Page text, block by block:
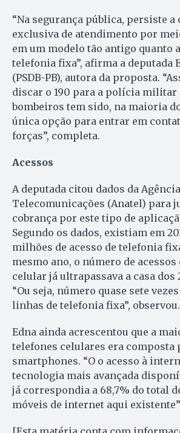
“Na segurança pública, persiste a
exclusiva de atendimento por
em um modelo tão antigo quanto
telefonia fixa”, afirma a deputada
(PSDB-PB), autora da proposta.
discar o 190 para a polícia militar
bombeiros tem sido, na maioria
única opção para entrar em
forças”, completa.
Acessos
A deputada citou dados da
Telecomunicações (Anatel) para
cobrança por este tipo de
Segundo os dados, existiam em
milhões de acesso de telefonia
mesmo ano, o número de
celular já ultrapassava a casa dos
“Ou seja, número quase sete
linhas de telefonia fixa”, observou.
Edna ainda acrescentou que a
telefones celulares era composta
smartphones. “O o acesso à
tecnologia mais avançada
já correspondia a 68,7% do total
móveis de internet aqui existente”